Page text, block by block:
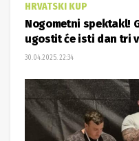
HRVATSKI KUP
Nogometni spektakl!
ugostit će isti dan tri
30.04.2025. 22:34